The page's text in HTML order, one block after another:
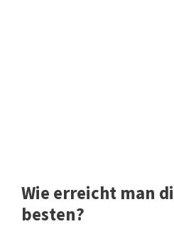
Wie erreicht man
besten?